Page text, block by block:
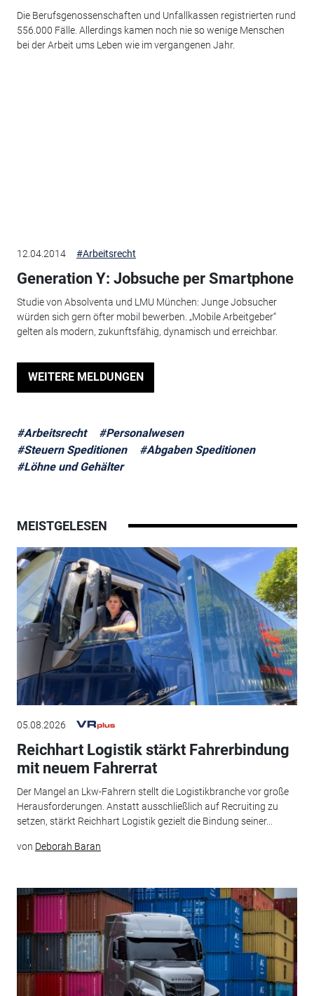
Die Berufsgenossenschaften und Unfallkassen registrierten rund
556.000 Fälle. Allerdings kamen noch nie so wenige Menschen
bei der Arbeit ums Leben wie im vergangenen Jahr.
12.04.2014 #Arbeitsrecht
Generation Y: Jobsuche per Smartphone
Studie von Absolventa und LMU München: Junge Jobsucher
würden sich gern öfter mobil bewerben. „Mobile Arbeitgeber“
gelten als modern, zukunftsfähig, dynamisch und erreichbar.
WEITERE MELDUNGEN
#Arbeitsrecht
#Personalwesen
#Steuern Speditionen
#Abgaben Speditionen
#Löhne und Gehälter
MEISTGELESEN
05.08.2026
Reichhart Logistik stärkt Fahrerbindung
mit neuem Fahrerrat
Der Mangel an Lkw-Fahrern stellt die Logistikbranche vor große
Herausforderungen. Anstatt ausschließlich auf Recruiting zu
setzen, stärkt Reichhart Logistik gezielt die Bindung seiner...
von Deborah Baran